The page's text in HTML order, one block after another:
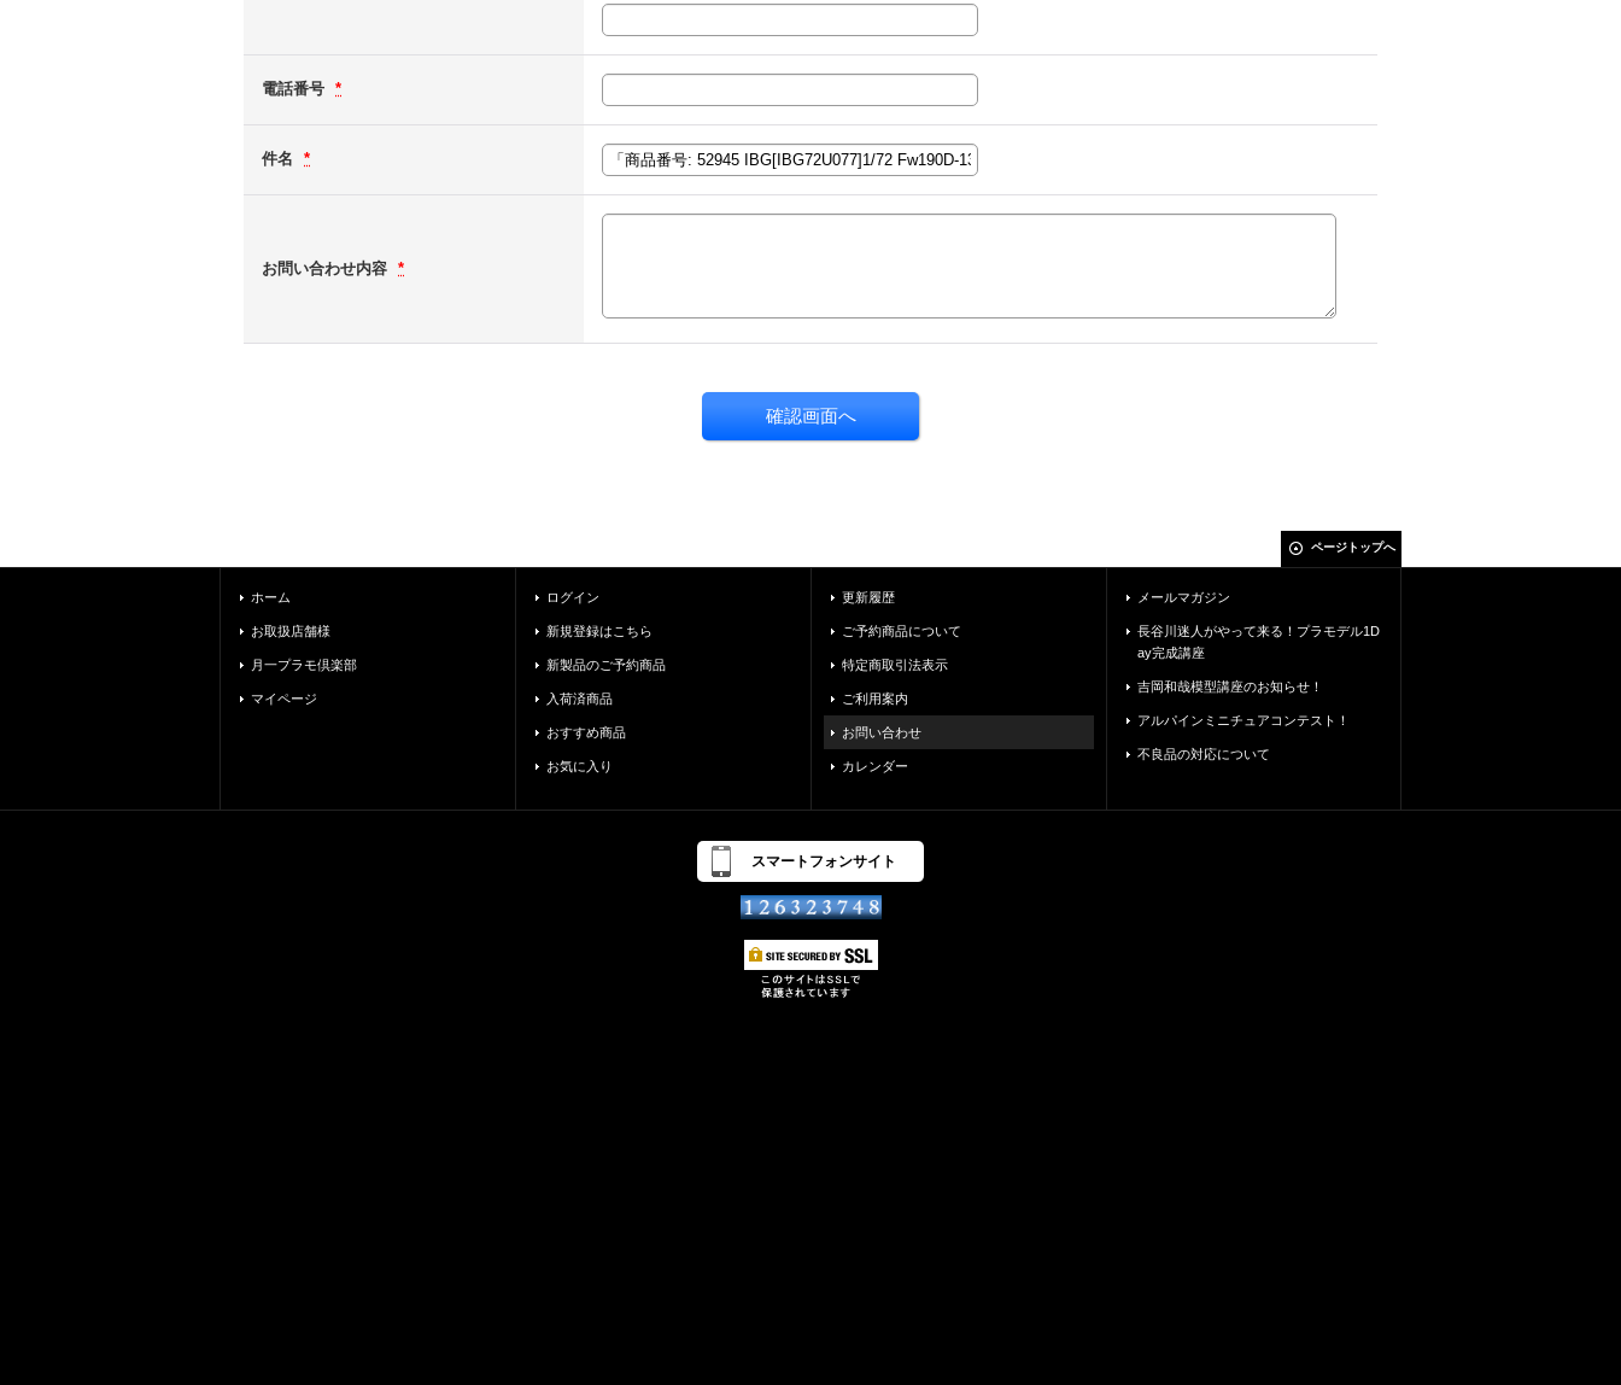
電話番号 *
件名 *
お問い合わせ内容 *
ページトップへ
ホーム
お取扱店舗様
月一プラモ倶楽部
マイページ
ログイン
新規登録はこちら
新製品のご予約商品
入荷済商品
おすすめ商品
お気に入り
更新履歴
ご予約商品について
特定商取引法表示
ご利用案内
お問い合わせ
カレンダー
メールマガジン
長谷川迷人がやって来る！プラモデル1D
ay完成講座
吉岡和哉模型講座のお知らせ！
アルパインミニチュアコンテスト！
不良品の対応について
スマートフォンサイト